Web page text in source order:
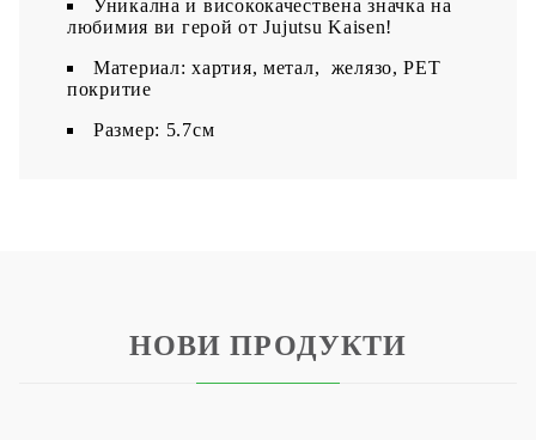
Уникална и висококачествена значка на
любимия ви герой от Jujutsu Kaisen!
Материал: хартия, метал, желязо, PET
покритие
​Размер: 5.7см
НОВИ ПРОДУКТИ